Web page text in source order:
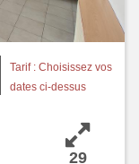
Tarif : Choisissez vos
dates ci-dessus
29